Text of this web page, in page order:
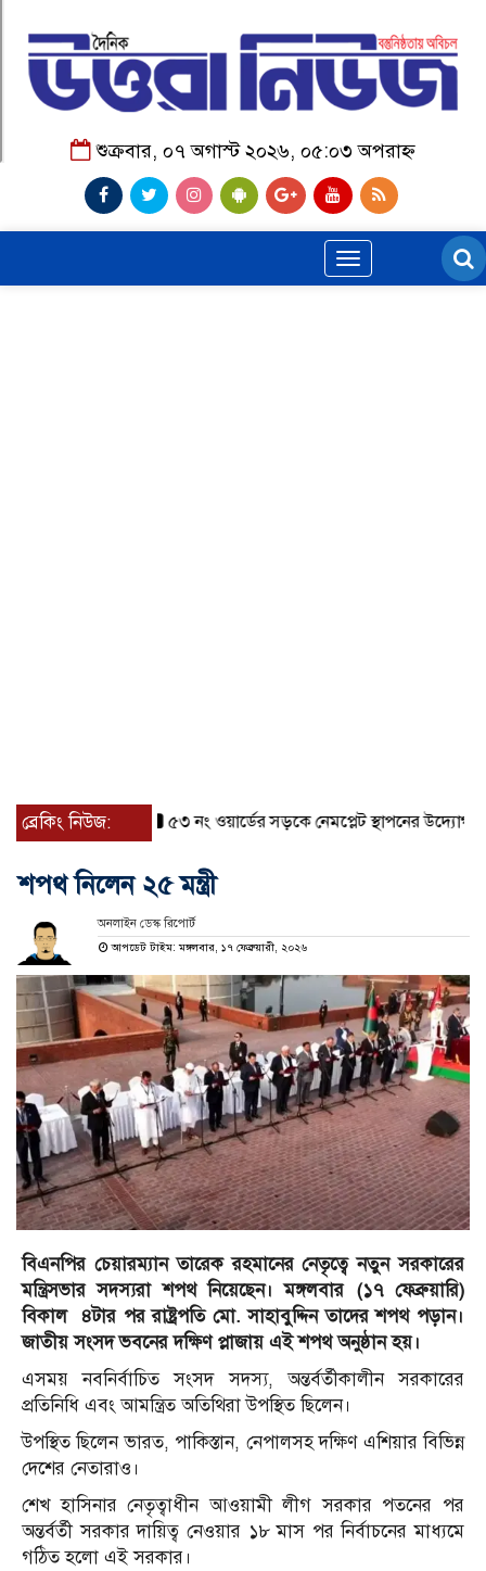
শুক্রবার, ০৭ অগাস্ট ২০২৬, ০৫:০৩ অপরাহ্ন
Toggle
navigation
ব্রেকিং নিউজ: ৫৩ নং ওয়ার্ডের সড়কে নেমপ্লেট স্থাপনের উদ্যোগ চান
শপথ নিলেন ২৫ মন্ত্রী
অনলাইন ডেস্ক রিপোর্ট
আপডেট টাইম: মঙ্গলবার, ১৭ ফেব্রুয়ারী, ২০২৬
বিএনপির চেয়ারম্যান তারেক রহমানের নেতৃত্বে নতুন সরকারের
মন্ত্রিসভার সদস্যরা শপথ নিয়েছেন। মঙ্গলবার (১৭ ফেব্রুয়ারি)
বিকাল ৪টার পর রাষ্ট্রপতি মো. সাহাবুদ্দিন তাদের শপথ পড়ান।
জাতীয় সংসদ ভবনের দক্ষিণ প্লাজায় এই শপথ অনুষ্ঠান হয়।
এসময় নবনির্বাচিত সংসদ সদস্য, অন্তর্বর্তীকালীন সরকারের
প্রতিনিধি এবং আমন্ত্রিত অতিথিরা উপস্থিত ছিলেন।
উপস্থিত ছিলেন ভারত, পাকিস্তান, নেপালসহ দক্ষিণ এশিয়ার বিভিন্ন
দেশের নেতারাও।
শেখ হাসিনার নেতৃত্বাধীন আওয়ামী লীগ সরকার পতনের পর
অন্তর্বর্তী সরকার দায়িত্ব নেওয়ার ১৮ মাস পর নির্বাচনের মাধ্যমে
গঠিত হলো এই সরকার।